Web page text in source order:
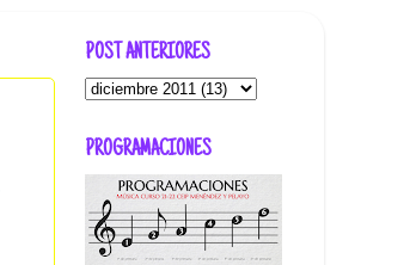
POST ANTERIORES
PROGRAMACIONES